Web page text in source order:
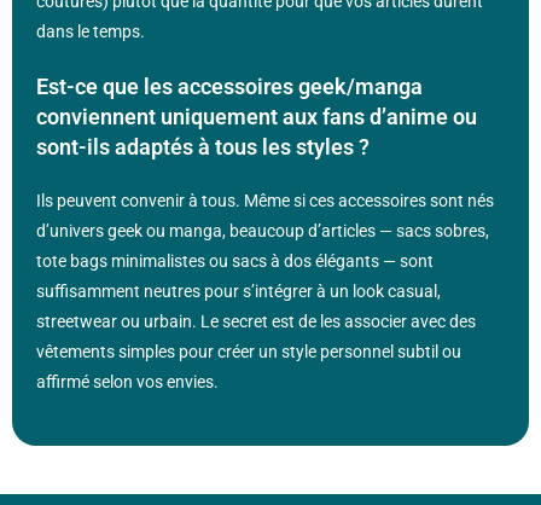
dans le temps.
Est-ce que les accessoires geek/manga
conviennent uniquement aux fans d’anime ou
sont-ils adaptés à tous les styles ?
Ils peuvent convenir à tous. Même si ces accessoires sont nés
d’univers geek ou manga, beaucoup d’articles — sacs sobres,
tote bags minimalistes ou sacs à dos élégants — sont
suffisamment neutres pour s’intégrer à un look casual,
streetwear ou urbain. Le secret est de les associer avec des
vêtements simples pour créer un style personnel subtil ou
affirmé selon vos envies.